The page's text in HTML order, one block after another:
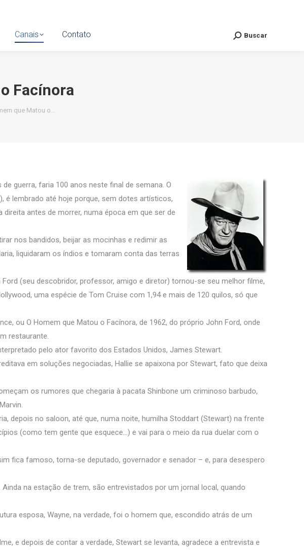
Canais Contato Search:
Buscar
Facínora
que Matou o…
guerra, faria 100 anos neste final de semana. O
é lembrado até hoje porque, sem dotes artísticos,
antes de morrer, numa época em que ser de
nos bandidos, beijar as mocinhas e redimir as
liquidaram os índios e tomaram conta das terras
(seu descobridor, professor, amigo e diretor) tornou-se seu melhor filme,
uma espécie de Tom Cruise com 1,94 e mais de 120 quilos, só que
ou O Homem que Matou o Facínora, de 1962, do próprio John Ford, onde
restaurante.
pelo ator favorito dos Estados Unidos, James Stewart.
em soluções negociadas, Hallie se apaixona por Stewart, fato que deixa
os rumores que chegaria à pacata Shinbone um criminoso barbudo,
depois no saloon, até que, numa noite, humilha Stoddart (Stewart) na frente
(como tem gente que esquece…) e vai para o meio da rua duelar com o
fica famoso, torna-se deputado, governador e senador – e, para desespero
na estação de trem, são entrevistados por um jornal local, quando
esposa, Wayne, na verdade, foi o homem que, escondido atrás de um
e depois de contar a verdade, Stewart se levanta, agradece a entrevista e
Canais Contato Search:
Buscar